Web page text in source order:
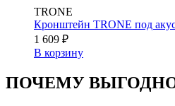
TRONE
Кронштейн TRONE под
1 609 ₽
В корзину
ПОЧЕМУ